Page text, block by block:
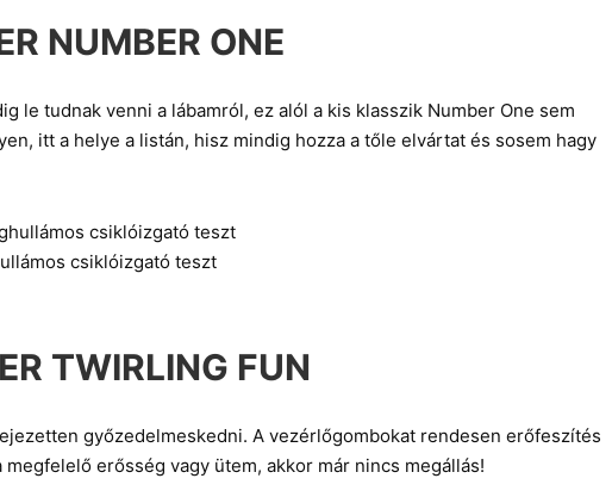
NUMBER ONE
le tudnak venni a lábamról, ez alól a kis klasszik Number One sem
itt a helye a listán, hisz mindig hozza a tőle elvártat és sosem hagy
csiklóizgató teszt
TWIRLING FUN
győzedelmeskedni. A vezérlőgombokat rendesen erőfeszítés
erősség vagy ütem, akkor már nincs megállás!